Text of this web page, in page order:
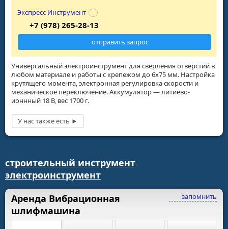
Универсальный электроинструмент для сверления отверстий в
любом материале и работы с крепежом до 6х75 мм. Настройка
крутящего момента, электронная регулировка скорости и
механическое переключение. Аккумулятор — литиево-
ионнный 18 В, вес 1700 г.
Экспресс Инструмент
+7 (978) 265-28-13
отправить запрос
строительный инструмент
электроинструмент
запомнить
Аренда Вибрационная
шлифмашина